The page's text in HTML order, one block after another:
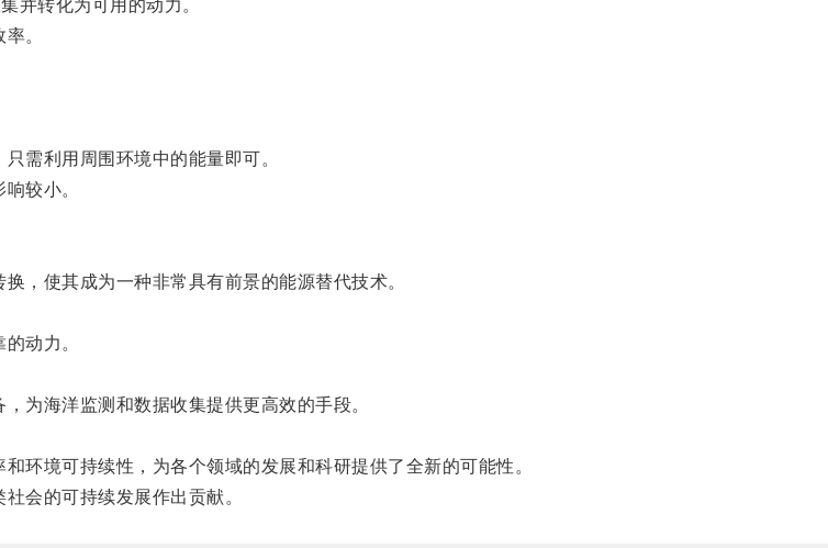
并转化为可用的动力。
。
需利用周围环境中的能量即可。
较小。
使其成为一种非常具有前景的能源替代技术。
动力。
海洋监测和数据收集提供更高效的手段。
境可持续性，为各个领域的发展和科研提供了全新的可能性。
会的可持续发展作出贡献。